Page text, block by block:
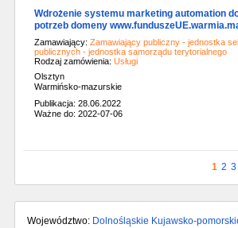
Wdrożenie systemu marketing automation
potrzeb domeny
Zamawiający: Zamawiający publiczny - jednostka
publicznych - jednostka samorządu terytorialnego
Rodzaj zamówienia: Usługi
Olsztyn
Warmińsko-mazurskie
Publikacja: 28.06.2022
Ważne do: 2022-07-06
1 2 3
Województwo: Dolnośląskie Kujawsko-